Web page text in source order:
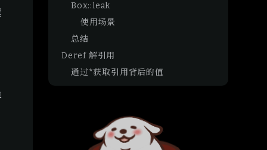
Box::leak
使用场景
总结
Deref 解引用
通过*获取引用背后的值
为智能指针实现 Deref 特征
* 背后的原理